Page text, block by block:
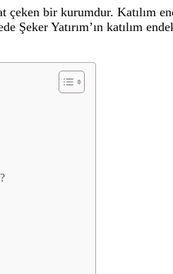
çeken bir kurumdur. Katılım
Şeker Yatırım’ın katılım